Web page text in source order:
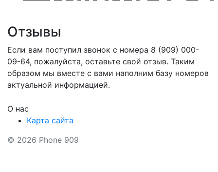
Отзывы
Если вам поступил звонок с номера 8 (909) 000-
09-64, пожалуйста, оставьте свой отзыв. Таким
образом мы вместе с вами наполним базу номеров
актуальной информацией.
О нас
Карта сайта
© 2026 Phone 909